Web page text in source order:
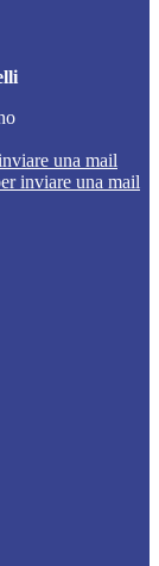
una mail
inviare una mail